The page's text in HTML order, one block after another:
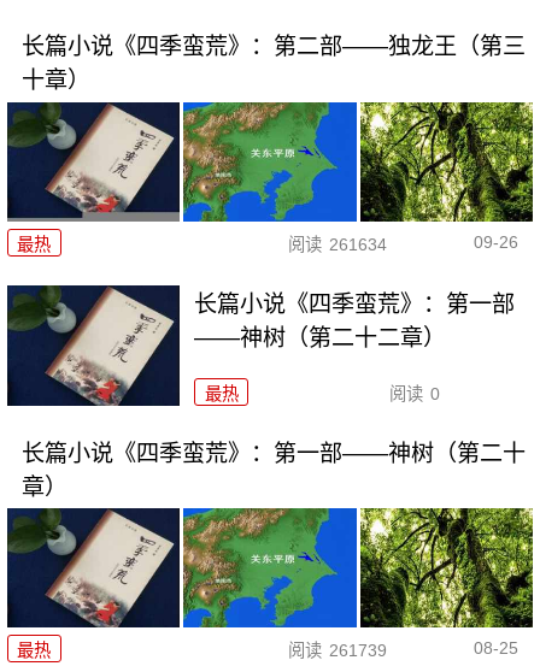
长篇小说《四季蛮荒》：第二部——独龙王（第三
十章）
最热 阅读 261634 09-26
长篇小说《四季蛮荒》：第一部
——神树（第二十二章）
最热 阅读 0
长篇小说《四季蛮荒》：第一部——神树（第二十
章）
最热 阅读 261739 08-25